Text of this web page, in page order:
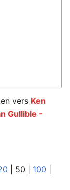
vers Ken
Gullible -
50 100